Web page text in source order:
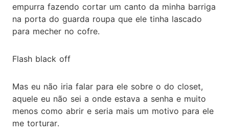
empurra fazendo cortar um canto da minha barriga
na porta do guarda roupa que ele tinha lascado
para mecher no cofre.
Flash black off
Mas eu não iria falar para ele sobre o do closet,
aquele eu não sei a onde estava a senha e muito
menos como abrir e seria mais um motivo para ele
me torturar.